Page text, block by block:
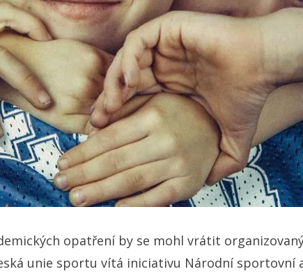
opatření by se mohl vrátit
unie sportu vítá iniciativu Národní